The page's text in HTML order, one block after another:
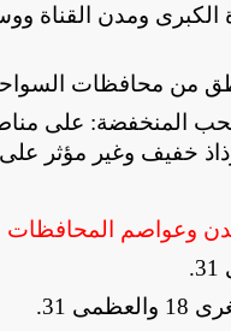
الكبرى ومدن القناة
من محافظات
المنخفضة: على
خفيف وغير مؤثر
وعواصم المحافظات
.
31
.